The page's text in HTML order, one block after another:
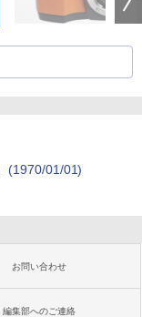
(1970/01/01)
お問い合わせ
編集部へのご連絡